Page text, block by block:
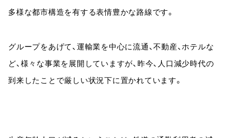
多様な都市構造を有する表情豊かな路線です。
グループをあげて、運輸業を中心に流通、不動産、ホテルな
ど、様々な事業を展開していますが、昨今、人口減少時代の
到来したことで厳しい状況下に置かれています。